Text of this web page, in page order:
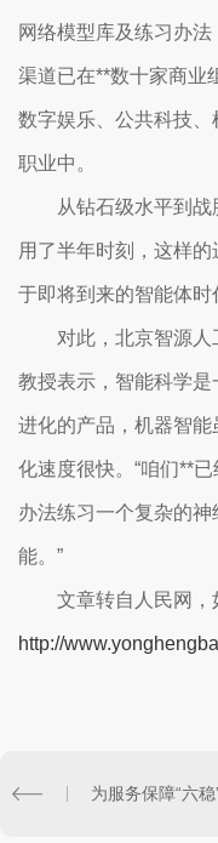
网络模型库及练习办
渠道已在**数十家商业
数字娱乐、公共科技
职业中。
从钻石级水平到战
用了半年时刻，这样
于即将到来的智能体时
对此，北京智源
教授表示，智能科学
进化的产品，机器智
化速度很快。“咱们**
办法练习一个复杂的
能。”
文章转自人民网，
http://